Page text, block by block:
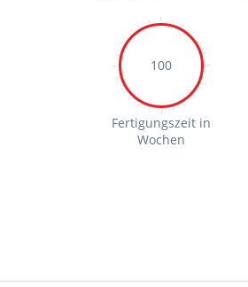
100
Fertigungszeit in
Wochen